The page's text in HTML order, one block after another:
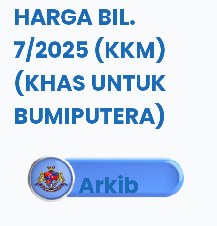
HARGA BIL.
7/2025 (KKM)
(KHAS UNTUK
BUMIPUTERA)
Arkib